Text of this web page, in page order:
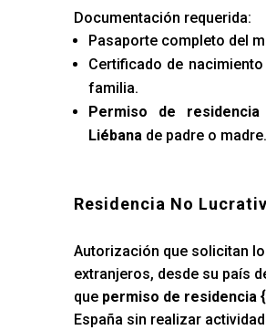
Documentación requerida:
Pasaporte completo del
Certificado de
familia.
Permiso de
Liébanade padre o madre.
Residencia No
Autorización que solicitan
extranjeros, desde su país
que permiso de residencia
España sin realizar actividad